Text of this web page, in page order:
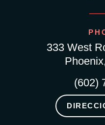
333 West
(602)